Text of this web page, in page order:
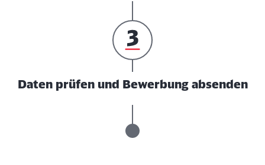
Daten prüfen und Bewerbung absenden